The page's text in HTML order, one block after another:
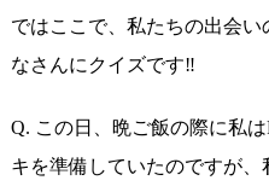
ではここで、私たちの出会
なさんにクイズです‼️
Q. この日、晩ご飯の際に私
キを準備していたのですが